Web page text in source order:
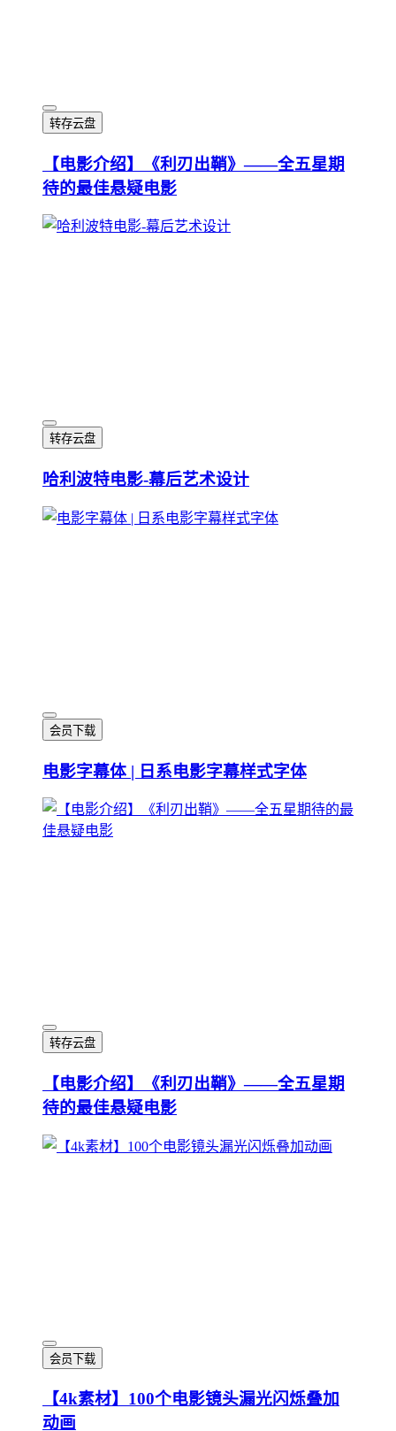
转存云盘
【电影介绍】《利刃出鞘》——全五星期
待的最佳悬疑电影
转存云盘
哈利波特电影-幕后艺术设计
会员下载
电影字幕体 | 日系电影字幕样式字体
转存云盘
【电影介绍】《利刃出鞘》——全五星期
待的最佳悬疑电影
会员下载
【4k素材】100个电影镜头漏光闪烁叠加
动画